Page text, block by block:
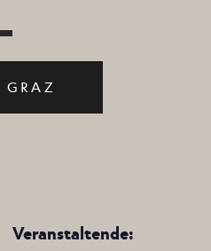
GRAZ
Veranstaltende: